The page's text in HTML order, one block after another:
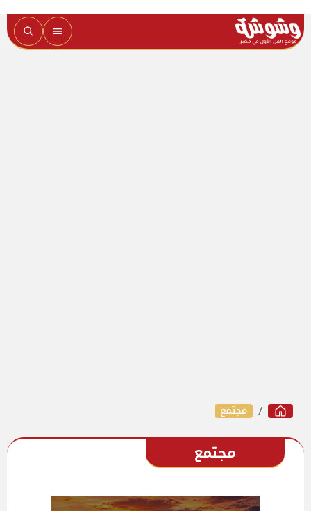
مجتمع
مجتمع